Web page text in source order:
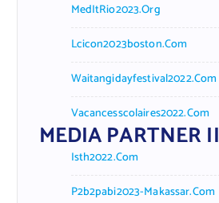
MedItRio2023.org
Lcicon2023boston.com
Waitangidayfestival2022.com
Vacancesscolaires2022.com
MEDIA PARTNER II
Isth2022.com
P2b2pabi2023-Makassar.com